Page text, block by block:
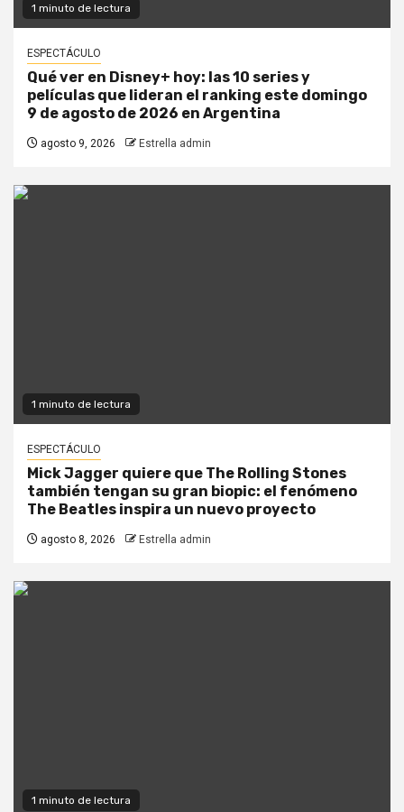
1 minuto de lectura
ESPECTÁCULO
Qué ver en Disney+ hoy: las 10 series y
películas que lideran el ranking este domingo
9 de agosto de 2026 en Argentina
agosto 9, 2026 Estrella admin
1 minuto de lectura
ESPECTÁCULO
Mick Jagger quiere que The Rolling Stones
también tengan su gran biopic: el fenómeno
The Beatles inspira un nuevo proyecto
agosto 8, 2026 Estrella admin
1 minuto de lectura